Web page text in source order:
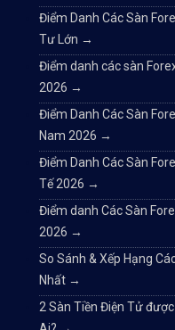
Điểm Danh Các Sàn
Tư Lớn →
Điểm danh các sàn
2026 →
Điểm Danh Các Sàn
Nam 2026 →
Điểm Danh Các Sàn
Tế 2026 →
Điểm danh Các Sàn
2026 →
So Sánh & Xếp Hạng
Nhất →
2 Sàn Tiền Điện Tử